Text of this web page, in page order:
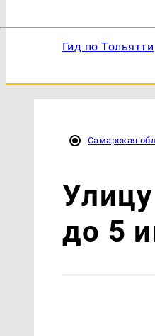
Гид по Тольятти
Самарская
до 5